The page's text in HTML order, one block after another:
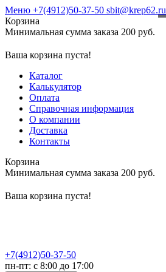
Меню +7(4912)50-37-50 sbit@krep62.ru
Корзина
Минимальная сумма заказа 200 руб.
Ваша корзина пуста!
Каталог
Калькулятор
Оплата
Справочная информация
О компании
Доставка
Контакты
Корзина
Минимальная сумма заказа 200 руб.
Ваша корзина пуста!
+7(4912)50-37-50
пн-пт: с 8:00 до 17:00